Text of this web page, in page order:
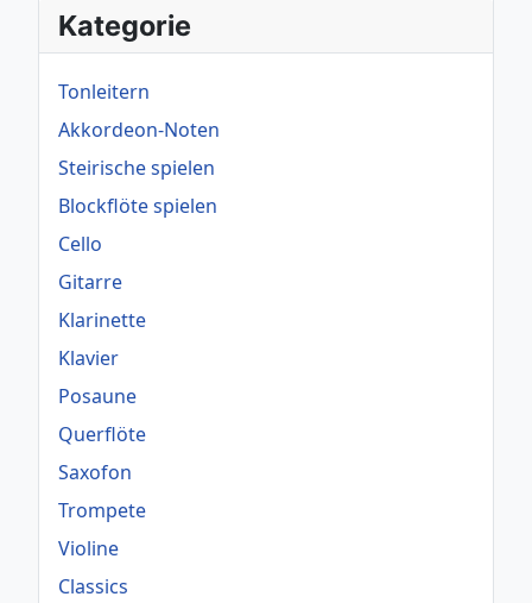
Kategorie
Tonleitern
Akkordeon-Noten
Steirische spielen
Blockflöte spielen
Cello
Gitarre
Klarinette
Klavier
Posaune
Querflöte
Saxofon
Trompete
Violine
Classics